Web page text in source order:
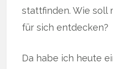
stattfinden. Wie soll
für sich entdecken?
Da habe ich heute